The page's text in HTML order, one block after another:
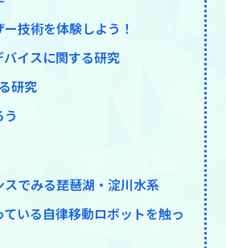
技術を体験しよう！
バイスに関する研究
研究
スでみる琵琶湖・淀川水系
ている自律移動ロボットを触っ